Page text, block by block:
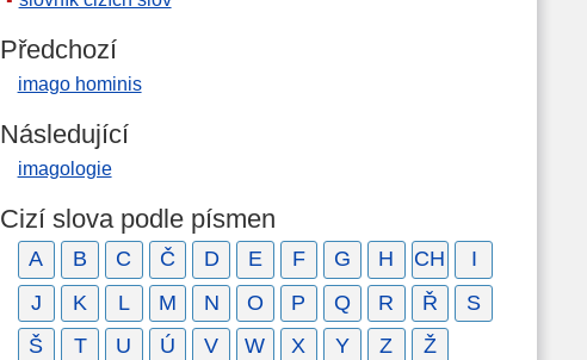
Předchozí
imago hominis
Následující
imagologie
Cizí slova podle písmen
A B C Č D E F G H CH
I
J
K L M N O P Q R Ř
S
Š
T U Ú V W X Y Z Ž